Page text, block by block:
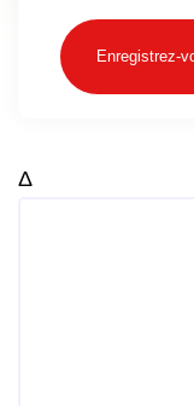
Enregistrez-
Δ